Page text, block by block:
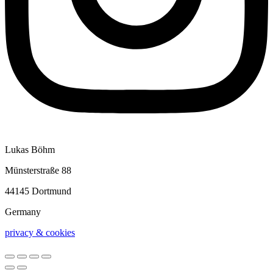
Lukas Böhm
Münsterstraße 88
44145 Dortmund
Germany
privacy & cookies